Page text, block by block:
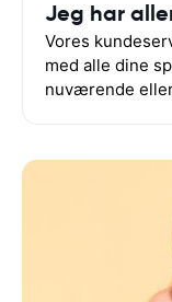
Jeg har
Vores
med alle dine
nuværende